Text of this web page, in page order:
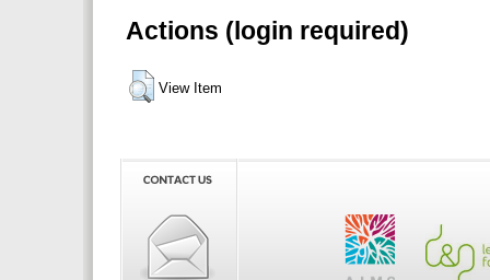
Actions (login required)
View Item